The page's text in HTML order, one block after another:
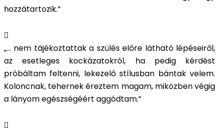
hozzátartozik.”
„... nem tájékoztattak a szülés előre látható lépéseiről,
az esetleges kockázatokról, ha pedig kérdést
próbáltam feltenni, lekezelő stílusban bántak velem.
Koloncnak, tehernek éreztem magam, miközben végig
a lányom egészségéért aggódtam.”